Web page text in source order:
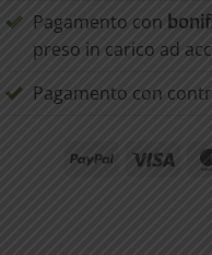
Pagamento con
preso in carico ad
Pagamento con
PayPal Visa